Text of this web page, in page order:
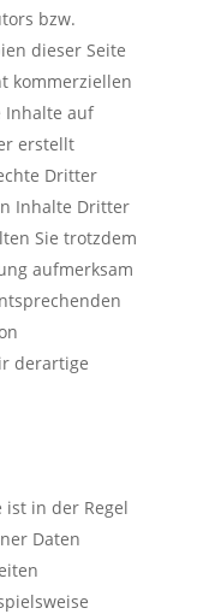
bzw.
dieser Seite
kommerziellen
Inhalte auf
erstellt
Dritter
Inhalte Dritter
Sie trotzdem
aufmerksam
derartige
ist in der Regel
Daten